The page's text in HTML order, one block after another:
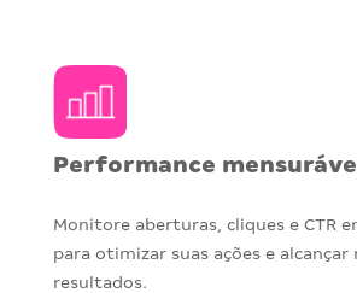
Performance
Monitore aberturas, cliques e CTR
para otimizar suas ações e alcançar
resultados.